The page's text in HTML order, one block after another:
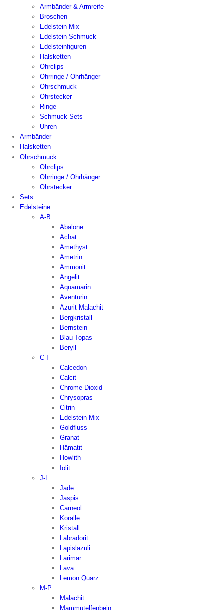
Armbänder & Armreife
Broschen
Edelstein Mix
Edelstein-Schmuck
Edelsteinfiguren
Halsketten
Ohrclips
Ohrringe / Ohrhänger
Ohrschmuck
Ohrstecker
Ringe
Schmuck-Sets
Uhren
Armbänder
Halsketten
Ohrschmuck
Ohrclips
Ohrringe / Ohrhänger
Ohrstecker
Sets
Edelsteine
A-B
Abalone
Achat
Amethyst
Ametrin
Ammonit
Angelit
Aquamarin
Aventurin
Azurit Malachit
Bergkristall
Bernstein
Blau Topas
Beryll
C-I
Calcedon
Calcit
Chrome Dioxid
Chrysopras
Citrin
Edelstein Mix
Goldfluss
Granat
Hämatit
Howlith
Iolit
J-L
Jade
Jaspis
Carneol
Koralle
Kristall
Labradorit
Lapislazuli
Larimar
Lava
Lemon Quarz
M-P
Malachit
Mammutelfenbein